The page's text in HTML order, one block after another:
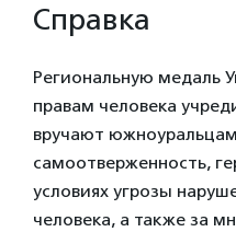
Справка
Региональную медаль
правам человека
вручают
самоотверженность,
условиях угрозы
человека, а также за